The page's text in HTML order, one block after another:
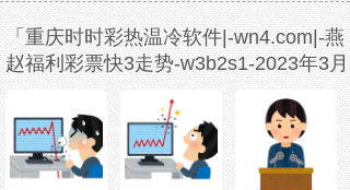
「重庆时时彩热温冷软件|-wn4.com|-燕
赵福利彩票快3走势-w3b2s1-2023年3月
26日23时30分18秒-acjv9yywl.com」の
検索結果